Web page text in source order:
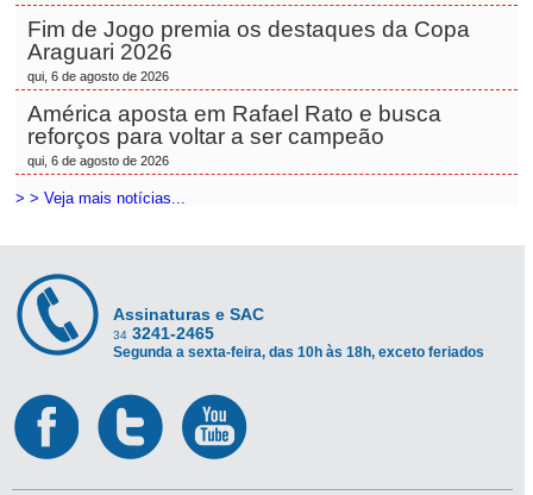
Fim de Jogo premia os destaques da Copa
Araguari 2026
qui, 6 de agosto de 2026
América aposta em Rafael Rato e busca
reforços para voltar a ser campeão
qui, 6 de agosto de 2026
> > Veja mais notícias...
Assinaturas e SAC
34 3241-2465
Segunda a sexta-feira, das 10h às 18h, exceto feriados